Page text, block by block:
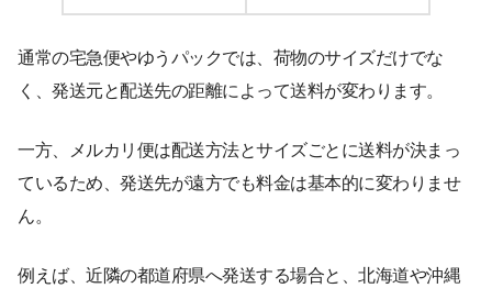
通常の宅急便やゆうパックでは、荷物のサイズだけでな
く、発送元と配送先の距離によって送料が変わります。
一方、メルカリ便は配送方法とサイズごとに送料が決まっ
ているため、発送先が遠方でも料金は基本的に変わりませ
ん。
例えば、近隣の都道府県へ発送する場合と、北海道や沖縄